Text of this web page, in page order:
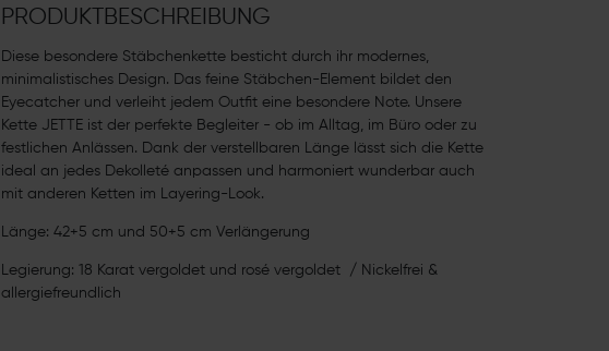
PRODUKTBESCHREIBUNG
Diese besondere Stäbchenkette besticht durch ihr modernes,
minimalistisches Design. Das feine Stäbchen-Element bildet den
Eyecatcher und verleiht jedem Outfit eine besondere Note. Unsere
Kette JETTE ist der perfekte Begleiter - ob im Alltag, im Büro oder zu
festlichen Anlässen. Dank der verstellbaren Länge lässt sich die Kette
ideal an jedes Dekolleté anpassen und harmoniert wunderbar auch
mit anderen Ketten im Layering-Look.
Länge: 42+5 cm und 50+5 cm Verlängerung
Legierung: 18 Karat vergoldet und rosé vergoldet / Nickelfrei &
allergiefreundlich